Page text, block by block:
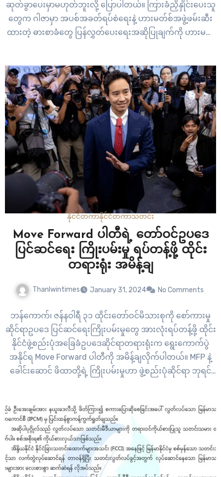
ဆုတ်ခွာပေးမှာမဟုတ်ဘူးလို့ ပြောပါတယ်။ ကြားခံညှိနှိုင်းပေးသူ
တွေက ဂါဇာမှာ အပစ်အခတ်ရပ်စဲရေးနဲ့ ဟားမတ်စ်အဖွဲ့ဖမ်းဆီး
ထားတဲ့ ဓားစာခံတွေ ပြန်လွှတ်ပေးရေးအဆိုပြုချက်ကို ဟားမတ်
ငြိမ်းချမ်းရေး အစီအစဉ်ဖြစ်တယ်လို့ ဆိုနေကြပါတယ်။ အစ္စရေး
ရဲ့ မြေပြင်ဝေဟင်ထိုးစစ်ဆင်မှုတွေကြောင့် ဂါဇာမှာ…
နိုင်ငံတကာနိုင်ငံတကာသတင်း
Move Forward ပါတီရဲ့ တော်ဝင်ဥပဒေ
ပြင်ဆင်ရေး ကြိုးပမ်းမှု ရပ်တန့်ဖို့ ထိုင်း
တရားရုံး အမိန့်ချ
Thanlwintimes January 31, 2024 No Comments
ဘန်ကောက်၊ ဇန်နဝါရီ ၃၁ ထိုင်းတော်ဝင်မိသားစုကို စော်ကားမှု
ဆိုင်ရာဥပဒေ ပြင်ဆင်ရေးကြိုးပမ်းမှုတွေ အားလုံးရပ်တန့်ဖို့ ထိုင်း
နိုင်ငံဖွဲ့စည်းပုံအခြေခံဥပဒေဆိုင်ရာတရားရုံးက ရွေးကောက်ပွဲ
အနိုင်ရ Move Forward ပါတီကို အမိန့်ချလိုက်ပါတယ်။ MFP နဲ့
ခေါင်းဆောင် ဖိထာတို့ရဲ့ ကြိုးပမ်းမှုဟာ ဖွဲ့စည်းပုံဆိုင်ရာ ဘုရင်
ဆုံးဖြတ်ခဲ့တာပါ။ ထိုင်းလူထုကြား…